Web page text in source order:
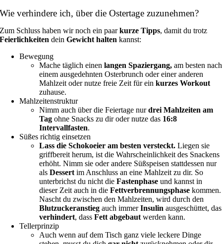
Wie verhindere ich, über die Ostertage zuzunehmen?
Zum Schluss haben wir noch ein paarkurze Tipps, damit du trotz
FeierlichkeitendeinGewicht haltenkannst:
Bewegung
Mache täglich einenlangen Spaziergang,am besten nach
einem ausgedehnten Osterbrunch oder einer anderen
Mahlzeit oder nutze freie Zeit für einkurzes Workout
zuhause.
Mahlzeitenstruktur
Nimm auch über die Feiertage nurdrei Mahlzeiten am
Tagohne Snacks zu dir oder nutze das 16:8
Intervallfasten.
Süßes richtig einsetzen
Lass die Schokoeier am besten versteckt. Liegen sie
griffbereit herum, ist die Wahrscheinlichkeit des Snackens
erhöht. Nimm sie oder andere Süßspeisen stattdessen nur
alsDessertim Anschluss an eine Mahlzeit zu dir. So
unterbrichst du nicht dieFastenphaseund kannst in
dieser Zeit auch in dieFettverbrennungsphasekommen.
Nascht du zwischen den Mahlzeiten, wird durch den
Blutzuckeranstiegauch immerInsulinausgeschüttet, das
verhindert, dass Fett abgebautwerden kann.
Tellerprinzip
Auch wenn auf dem Tisch ganz viele leckere Dinge